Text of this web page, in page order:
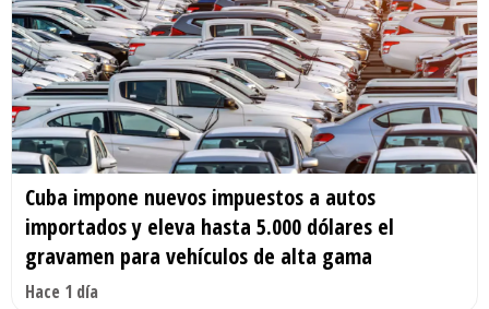
Cuba impone nuevos impuestos a autos
importados y eleva hasta 5.000 dólares el
gravamen para vehículos de alta gama
Hace 1 día